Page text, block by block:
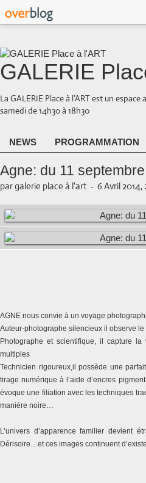
GALERIE
La GALERIE Place à l’ART est un
samedi de 14h30 à 18h30
NEWS PROGRAMMATION
Agne: du 11
par galerie place à l'art - 6 Avril 2014,
AGNE nous convie à un voyage
Auteur-photographe silencieux il observe
Photographe et scientifique, il capture
multiples
Technicien rigoureux,il possède une
tirage numérique à l’aide d’encres
évoque une filiation avec les techniques
manière noire…
L’univers d’apparence familier devient
Dérisoire…et ces images continuent